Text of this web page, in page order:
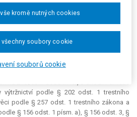
žalobce mj. shledán vinným a odsouzen,
soud měl podle změny trestního zákona
trestů. K této skutečnosti měl žalovaný
byl odsouzen dne 30. 12. 1998
čin výtržnictví podle § 202 odst. 1 trestního
výtržnictví podle § 202 odst. 1 trestního
podle § 257 odst. 1 trestního zákona a
§ 156 odst. 1 písm. a), § 156 odst. 3, §
souborů cookie
kromě nutných cookies
všechny soubory cookie